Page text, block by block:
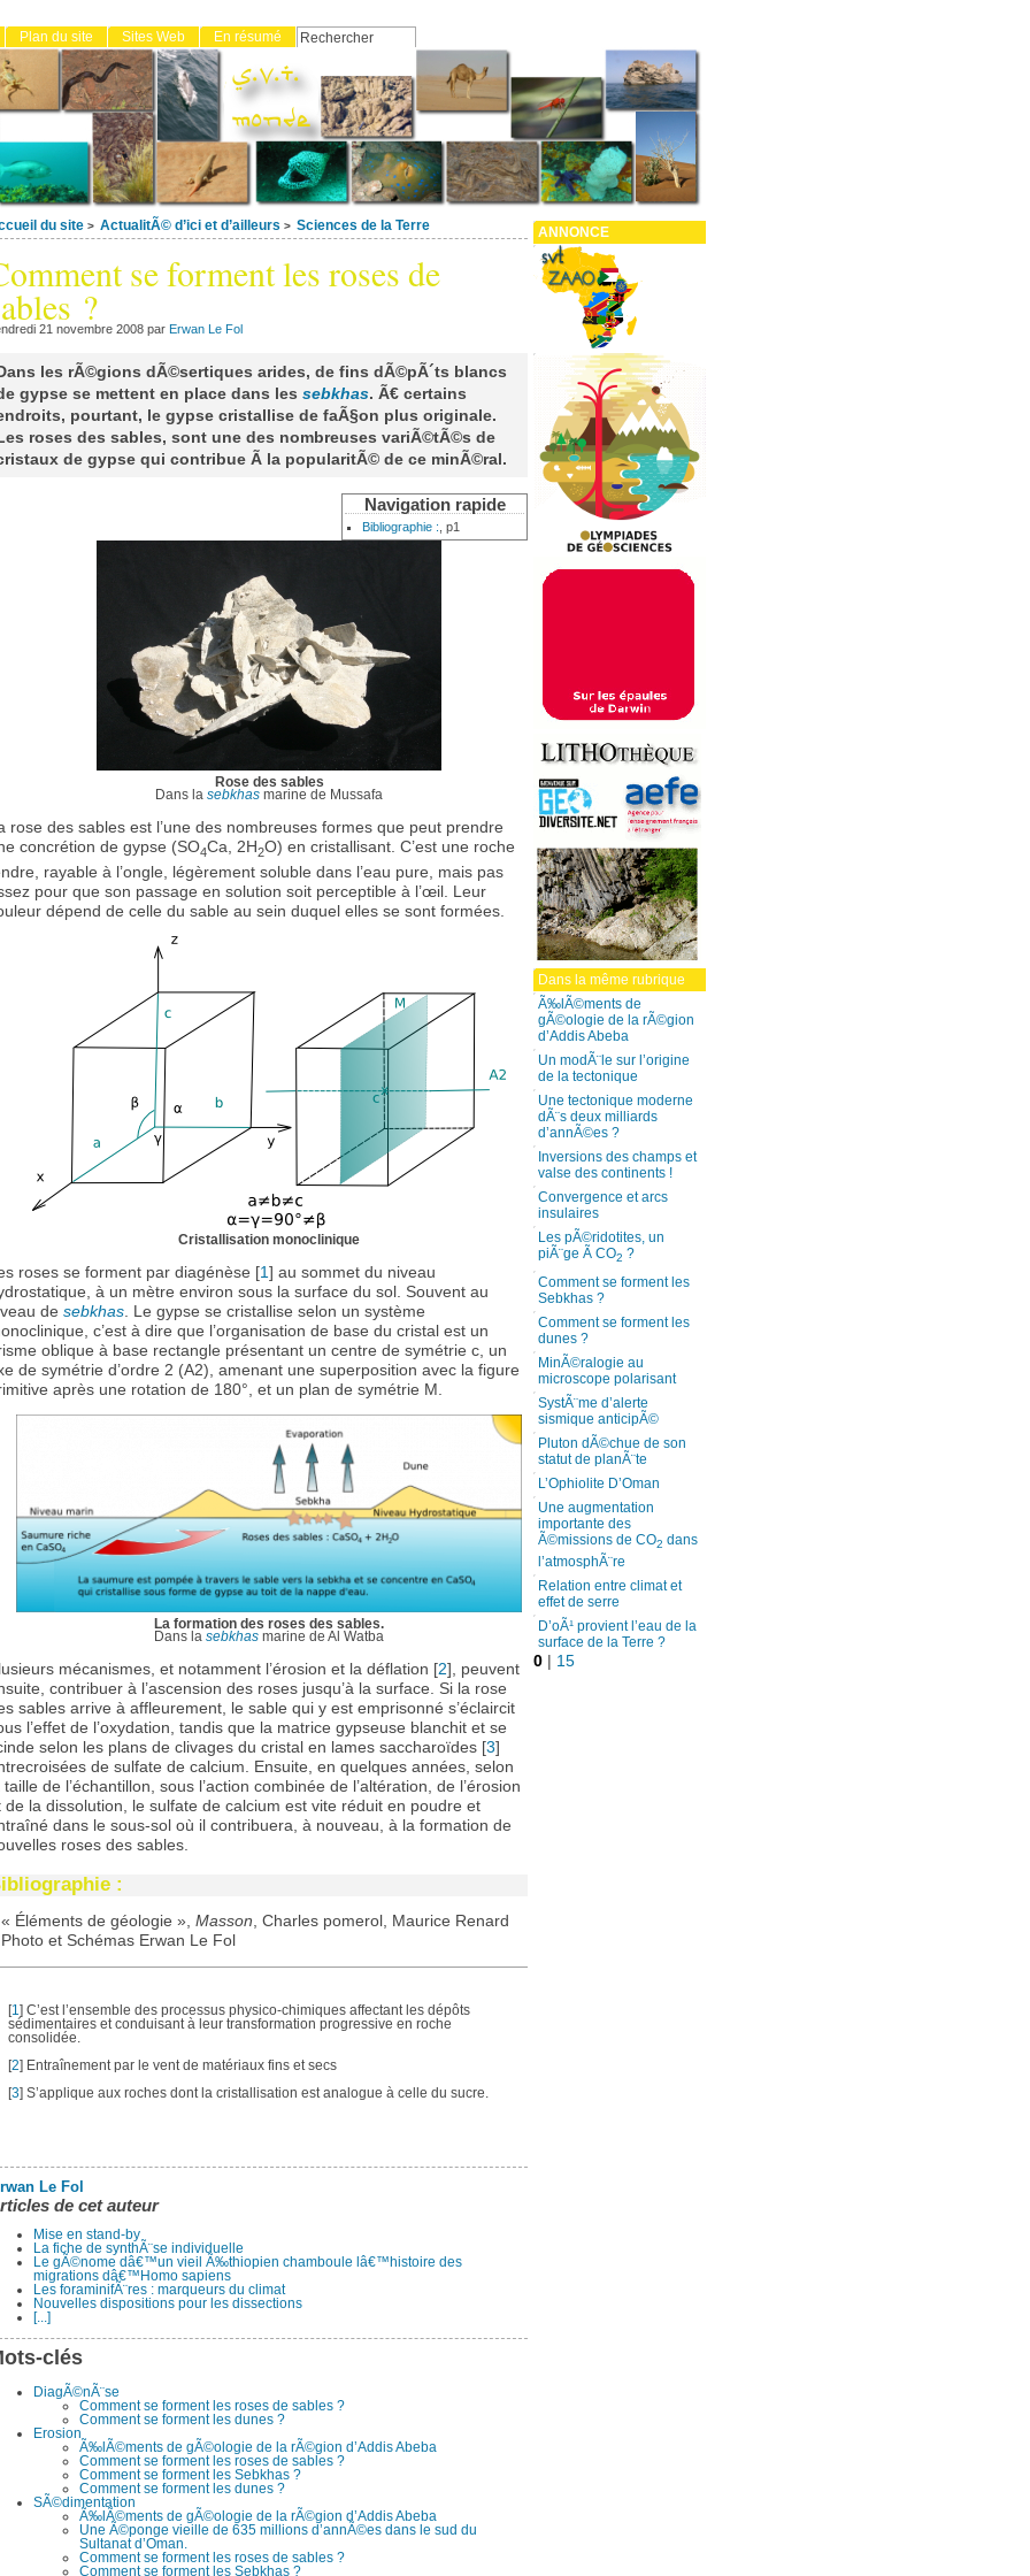
SVT
monde
du site > ActualitÃ© d’ici et d’ailleurs > Sciences de la Terre
se forment les roses de
?
21 novembre 2008 par Erwan Le Fol
les rÃ©gions dÃ©sertiques arides, de fins dÃ©pÃ´ts blancs
gypse se mettent en place dans les sebkhas. Ã€ certains
pourtant, le gypse cristallise de faÃ§on plus originale.
roses des sables, sont une des nombreuses variÃ©tÃ©s de
de gypse qui contribue Ã la popularitÃ© de ce minÃ©ral.
Navigation rapide
Bibliographie : , p1
Rose des sables
Dans la sebkhas marine de Mussafa
rose des sables est l’une des nombreuses formes que peut prendre
concrétion de gypse (SO4Ca, 2H2O) en cristallisant. C’est une roche
rayable à l’ongle, légèrement soluble dans l’eau pure, mais pas
pour que son passage en solution soit perceptible à l’œil. Leur
dépend de celle du sable au sein duquel elles se sont formées.
Cristallisation monoclinique
roses se forment par diagénèse [1 ] au sommet du niveau
à un mètre environ sous la surface du sol. Souvent au
de sebkhas . Le gypse se cristallise selon un système
c’est à dire que l’organisation de base du cristal est un
oblique à base rectangle présentant un centre de symétrie c, un
de symétrie d’ordre 2 (A2), amenant une superposition avec la figure
après une rotation de 180°, et un plan de symétrie M.
La formation des roses des sables.
Dans la sebkhas marine de Al Watba
mécanismes, et notamment l’érosion et la déflation [2], peuvent
contribuer à l’ascension des roses jusqu’à la surface. Si la rose
sables arrive à affleurement, le sable qui y est emprisonné s’éclaircit
l’effet de l’oxydation, tandis que la matrice gypseuse blanchit et se
selon les plans de clivages du cristal en lames saccharoïdes [3]
de sulfate de calcium. Ensuite, en quelques années, selon
taille de l’échantillon, sous l’action combinée de l’altération, de l’érosion
de la dissolution, le sulfate de calcium est vite réduit en poudre et
dans le sous-sol où il contribuera, à nouveau, à la formation de
roses des sables.
:
« Éléments de géologie », Masson, Charles pomerol, Maurice Renard
Photo et Schémas Erwan Le Fol
[1] C’est l’ensemble des processus physico-chimiques affectant les dépôts
sédimentaires et conduisant à leur transformation progressive en roche
consolidée.
[2] Entraînement par le vent de matériaux fins et secs
[3] S’applique aux roches dont la cristallisation est analogue à celle du sucre.
Le Fol
de cet auteur
Mise en stand-by
La fiche de synthÃ¨se individuelle
Le gÃ©nome dâ€™un vieil Ã‰thiopien chamboule lâ€™histoire des
migrations dâ€™Homo sapiens
Les foraminifÃ¨res : marqueurs du climat
Nouvelles dispositions pour les dissections
[...]
clés
DiagÃ©nÃ¨se
Comment se forment les roses de sables ?
Comment se forment les dunes ?
Erosion
Ã‰lÃ©ments de gÃ©ologie de la rÃ©gion d’Addis Abeba
Comment se forment les roses de sables ?
Comment se forment les Sebkhas ?
Comment se forment les dunes ?
SÃ©dimentation
Ã‰lÃ©ments de gÃ©ologie de la rÃ©gion d’Addis Abeba
Une Ã©ponge vieille de 635 millions d’annÃ©es dans le sud du
Sultanat d’Oman.
Comment se forment les roses de sables ?
Comment se forment les Sebkhas ?
ANNONCE
Dans la même rubrique
Ã‰lÃ©ments de
gÃ©ologie de la rÃ©gion
d’Addis Abeba
Un modÃ¨le sur l’origine
de la tectonique
Une tectonique moderne
dÃ¨s deux milliards
d’annÃ©es ?
Inversions des champs et
valse des continents !
Convergence et arcs
insulaires
Les pÃ©ridotites, un
piÃ¨ge Ã CO2 ?
Comment se forment les
Sebkhas ?
Comment se forment les
dunes ?
MinÃ©ralogie au
microscope polarisant
SystÃ¨me d’alerte
sismique anticipÃ©
Pluton dÃ©chue de son
statut de planÃ¨te
L’Ophiolite D’Oman
Une augmentation
importante des
Ã©missions de CO2 dans
l’atmosphÃ¨re
Relation entre climat et
effet de serre
D’oÃ¹ provient l’eau de la
surface de la Terre ?
0 | 15
Plan du site Sites Web En résumé